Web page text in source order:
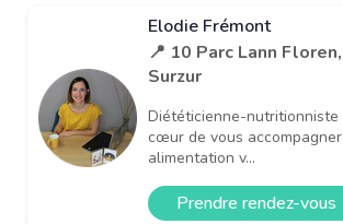
Elodie Frémont
📍 10 Parc Lann
Surzur
Diététicienne-nutritionniste
cœur de vous
alimentation v...
Prendre rendez-vous